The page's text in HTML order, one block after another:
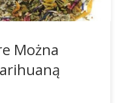
Można